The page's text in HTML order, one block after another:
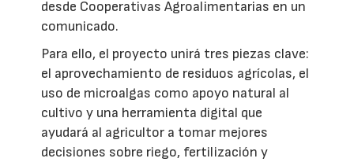
desde Cooperativas Agroalimentarias en un
comunicado.
Para ello, el proyecto unirá tres piezas clave:
el aprovechamiento de residuos agrícolas, el
uso de microalgas como apoyo natural al
cultivo y una herramienta digital que
ayudará al agricultor a tomar mejores
decisiones sobre riego, fertilización y